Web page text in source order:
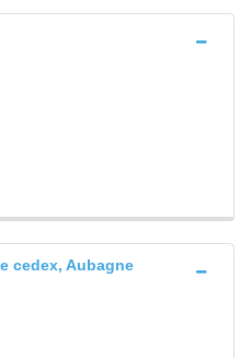
cedex, Aubagne